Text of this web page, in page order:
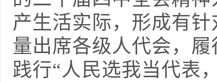
产生活实际，形成有
量出席各级人代会，
践行“人民选我当代表